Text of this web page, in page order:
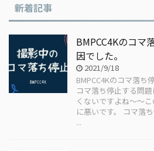
新着記事
BMPCC4Kのコマ
因でした。
2021/9/18
BMPCC4Kのコマ落ち
コマ落ち停止する問
くないですよね〜〜
に悪いです。 コマ落
...